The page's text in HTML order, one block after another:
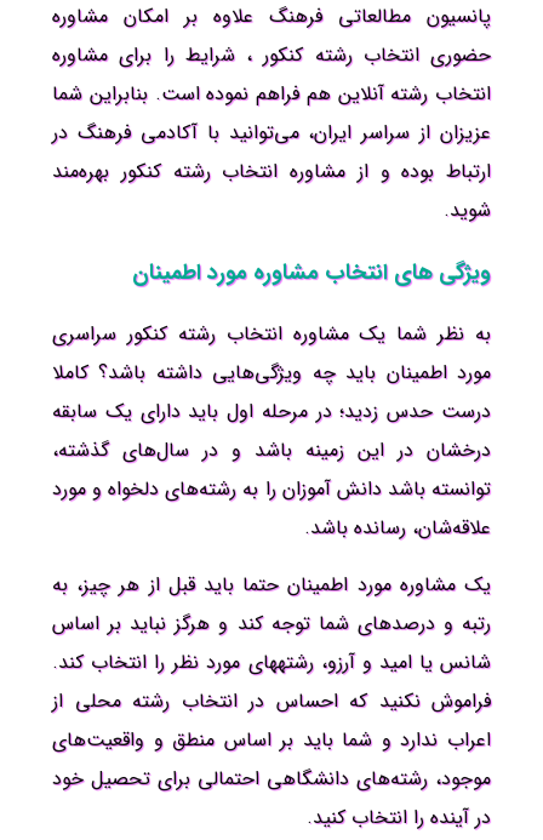
پانسیون مطالعاتی فرهنگ علاوه بر امکان مشاوره
حضوری انتخاب رشته کنکور ، شرایط را برای مشاوره
انتخاب رشته آنلاین هم فراهم نموده است. بنابراین شما
عزیزان از سراسر ایران، می‌توانید با آکادمی فرهنگ در
ارتباط بوده و از مشاوره انتخاب رشته کنکور بهره‌مند
شوید.
ویژگی های انتخاب مشاوره مورد اطمینان
به نظر شما یک مشاوره انتخاب رشته کنکور سراسری
مورد اطمینان باید چه ویژگی‌هایی داشته باشد؟ کاملا
درست حدس زدید؛ در مرحله اول باید دارای یک سابقه
درخشان در این زمینه باشد و در سال‌های گذشته،
توانسته باشد دانش آموزان را به رشته‌های دلخواه و مورد
علاقه‌شان، رسانده باشد.
یک مشاوره مورد اطمینان حتما باید قبل از هر چیز، به
رتبه و درصدهای شما توجه کند و هرگز نباید بر اساس
شانس یا امید و آرزو، رشته‎های مورد نظر را انتخاب کند.
فراموش نکنید که احساس در انتخاب رشته محلی از
اعراب ندارد و شما باید بر اساس منطق و واقعیت‌های
موجود، رشته‌های دانشگاهی احتمالی برای تحصیل خود
در آینده را انتخاب کنید.